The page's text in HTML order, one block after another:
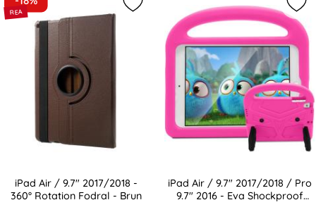
iPad Air / 9.7" 2017/2018 -
360° Rotation Fodral - Brun
Markera iPad Air / 9.7" 2017/2018
iPad Air / 9.7" 2017/2018 / Pro
9.7" 2016 - Eva Shockproof